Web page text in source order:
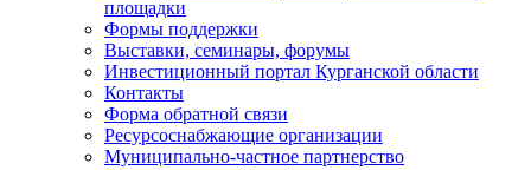
площадки
Формы поддержки
Выставки, семинары, форумы
Инвестиционный портал Курганской области
Контакты
Форма обратной связи
Ресурсоснабжающие организации
Муниципально-частное партнерство